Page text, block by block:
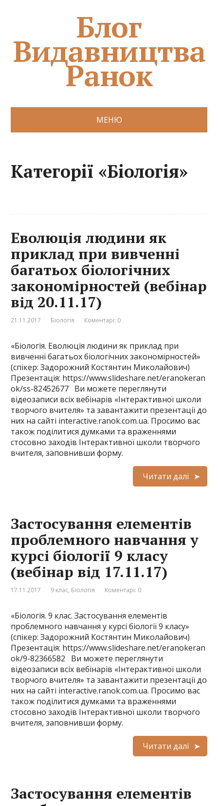
Блог
Видавництва
Ранок
МЕНЮ
Категорії «Біологія»
Еволюція людини як
приклад при вивченні
багатьох біологічних
закономірностей (вебінар
від 20.11.17)
21.11.2017 Біологія Коментарі: 0
«Біологія. Еволюція людини як приклад при
вивченні багатьох біологічних закономірностей»
(спікер: Задорожний Костянтин Миколайович)
Презентація: https://www.slideshare.net/eranokeran
ok/ss-82452677 Ви можете переглянути
відеозаписи всіх вебінарів «Інтерактивної школи
творчого вчителя» та завантажити презентації до
них на сайті interactive.ranok.com.ua. Просимо вас
також поділитися думками та враженнями
стосовно заходів Інтерактивної школи творчого
вчителя, заповнивши форму.
Читати далі
Застосування елементів
проблемного навчання у
курсі біології 9 класу
(вебінар від 17.11.17)
17.11.2017 9 клас, Біологія Коментарі: 0
«Біологія. 9 клас. Застосування елементів
проблемного навчання у курсі біології 9 класу»
(спікер: Задорожний Костянтин Миколайович)
Презентація: https://www.slideshare.net/eranokeran
ok/9-82366582 Ви можете переглянути
відеозаписи всіх вебінарів «Інтерактивної школи
творчого вчителя» та завантажити презентації до
них на сайті interactive.ranok.com.ua. Просимо вас
також поділитися думками та враженнями
стосовно заходів Інтерактивної школи творчого
вчителя, заповнивши форму.
Читати далі
Застосування елементів